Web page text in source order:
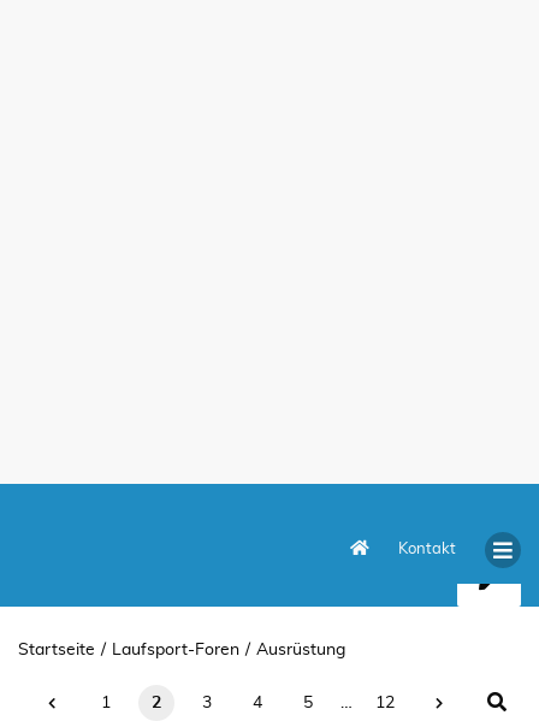
Kontakt
Startseite Laufsport-Foren Ausrüstung
1 2 3 4 5 … 12